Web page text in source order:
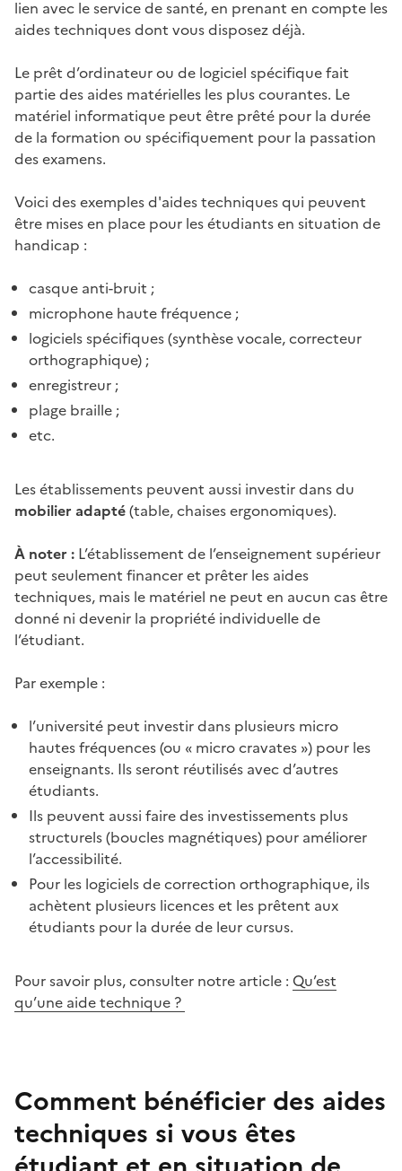
lien avec le service de santé, en prenant en compte les
aides techniques dont vous disposez déjà.
Le prêt d’ordinateur ou de logiciel spécifique fait
partie des aides matérielles les plus courantes. Le
matériel informatique peut être prêté pour la durée
de la formation ou spécifiquement pour la passation
des examens.
Voici des exemples d'aides techniques qui peuvent
être mises en place pour les étudiants en situation de
handicap :
casque anti-bruit ;
microphone haute fréquence ;
logiciels spécifiques (synthèse vocale, correcteur
orthographique) ;
enregistreur ;
plage braille ;
etc.
Les établissements peuvent aussi investir dans du
mobilier adapté(table, chaises ergonomiques).
À noter : L’établissement de l’enseignement supérieur
peut seulement financer et prêter les aides
techniques, mais le matériel ne peut en aucun cas être
donné ni devenir la propriété individuelle de
l’étudiant.
Par exemple :
l’université peut investir dans plusieurs micro
hautes fréquences (ou « micro cravates ») pour les
enseignants. Ils seront réutilisés avec d’autres
étudiants.
Ils peuvent aussi faire des investissements plus
structurels (boucles magnétiques) pour améliorer
l’accessibilité.
Pour les logiciels de correction orthographique, ils
achètent plusieurs licences et les prêtent aux
étudiants pour la durée de leur cursus.
Pour savoir plus, consulter notre article : Qu’est
qu’une aide technique ?
Comment bénéficier des aides
techniques si vous êtes